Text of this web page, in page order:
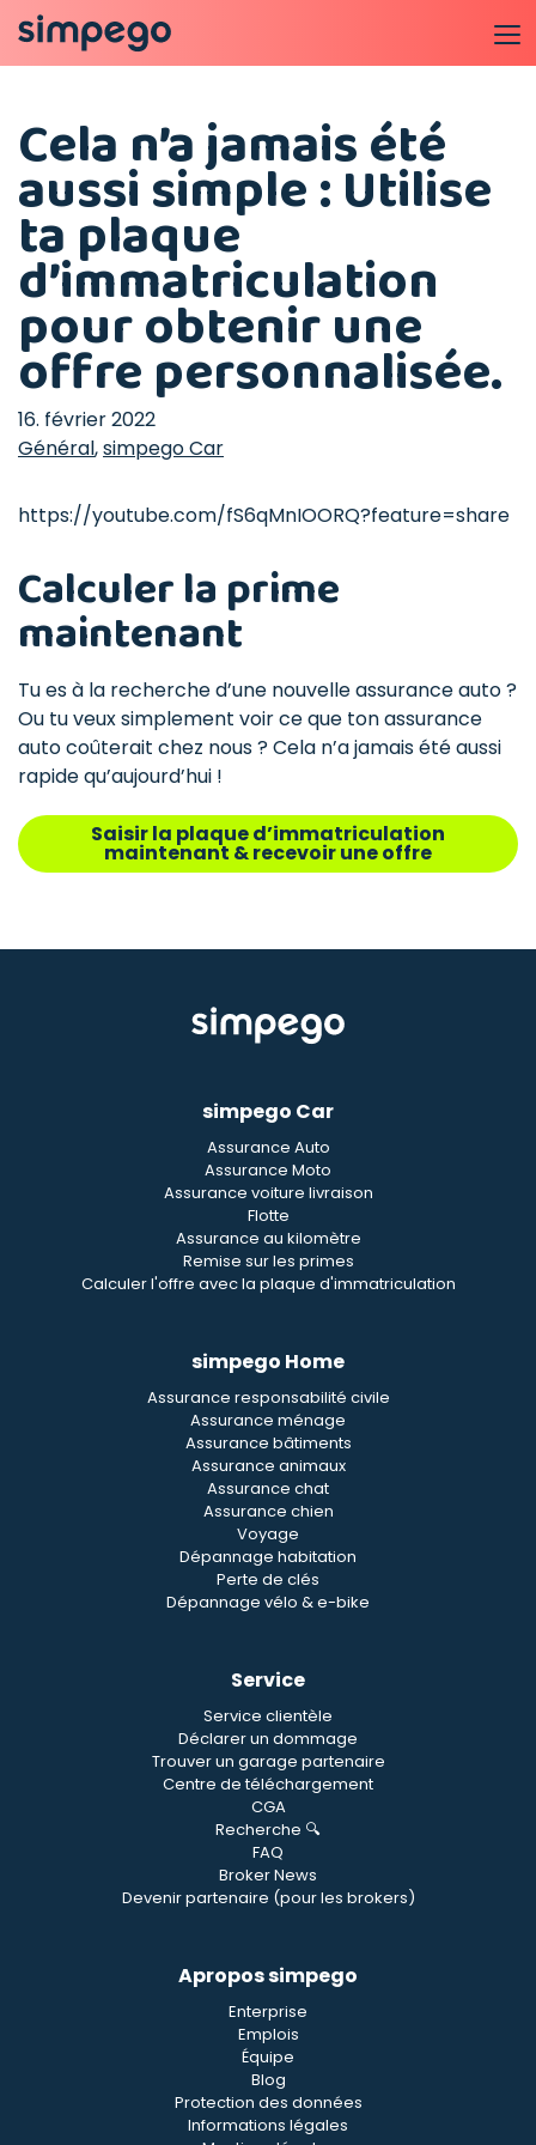
Cela n’a jamais été
aussi simple : Utilise
ta plaque
d’immatriculation
pour obtenir une
offre personnalisée.
16. février 2022
Général,simpego Car
https://youtube.com/fS6qMnIOORQ?feature=share
Calculer la prime
maintenant
Tu es à la recherche d’une nouvelle assurance auto ?
Ou tu veux simplement voir ce que ton assurance
auto coûterait chez nous ? Cela n’a jamais été aussi
rapide qu’aujourd’hui !
Saisir la plaque d’immatriculation
maintenant & recevoir une offre
simpego Car
Assurance Auto
Assurance Moto
Assurance voiture livraison
Flotte
Assurance au kilomètre
Remise sur les primes
Calculer l'offre avec la plaque d'immatriculation
simpego Home
Assurance responsabilité civile
Assurance ménage
Assurance bâtiments
Assurance animaux
Assurance chat
Assurance chien
Voyage
Dépannage habitation
Perte de clés
Dépannage vélo & e-bike
Service
Service clientèle
Déclarer un dommage
Trouver un garage partenaire
Centre de téléchargement
CGA
Recherche 🔍
FAQ
Broker News
Devenir partenaire (pour les brokers)
Apropos simpego
Enterprise
Emplois
Équipe
Blog
Protection des données
Informations légales